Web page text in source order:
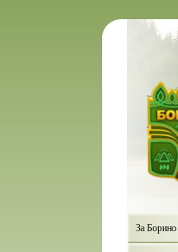
За Борино